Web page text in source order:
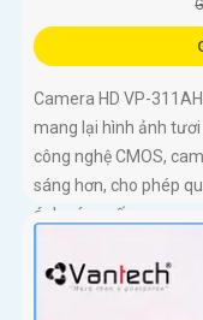
Camera HD VP-
mang lại hình ảnh
công nghệ CMOS,
sáng hơn, cho phép
ánh sáng yếu